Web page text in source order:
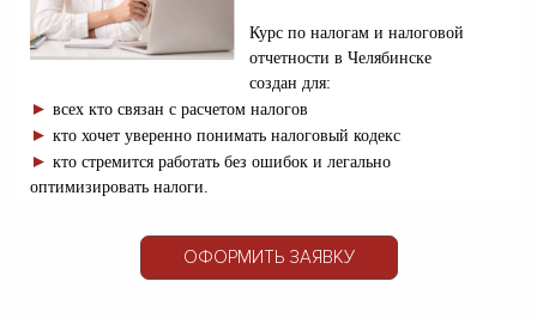
Курс по налогам и налоговой
отчетностив Челябинске
создан для:
► всех кто связан с расчетом налогов
► кто хочет уверенно понимать налоговый кодекс
► кто стремится работать без ошибок и легально
оптимизировать налоги.
ОФОРМИТЬ ЗАЯВКУ